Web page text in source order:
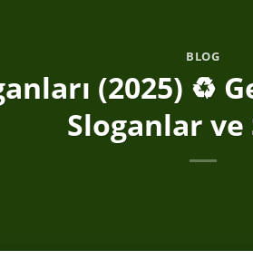
BLOG
(2025) ♻️
Sloganlar ve